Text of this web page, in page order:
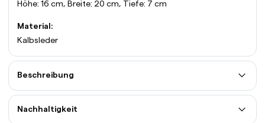
Höhe: 16 cm, Breite: 20 cm, Tiefe: 7 cm
Material:
Kalbsleder
Beschreibung
Nachhaltigkeit